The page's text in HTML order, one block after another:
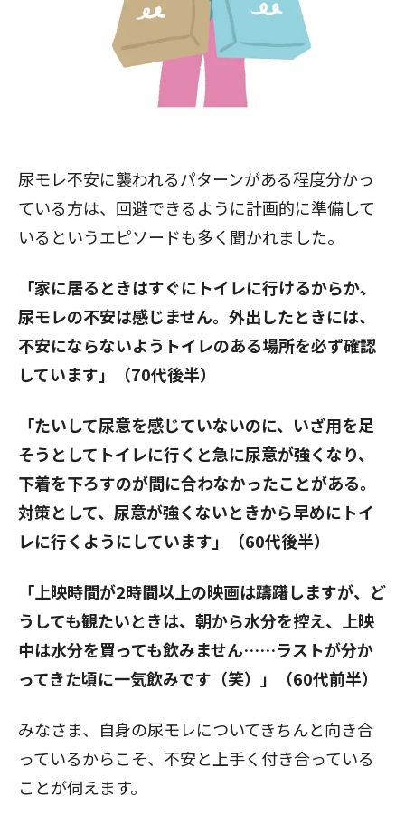
尿モレ不安に襲われるパターンがある程度分かっ
ている方は、回避できるように計画的に準備して
いるというエピソードも多く聞かれました。
「家に居るときはすぐにトイレに行けるからか、
尿モレの不安は感じません。外出したときには、
不安にならないようトイレのある場所を必ず確認
しています」（70代後半）
「たいして尿意を感じていないのに、いざ用を足
そうとしてトイレに行くと急に尿意が強くなり、
下着を下ろすのが間に合わなかったことがある。
対策として、尿意が強くないときから早めにトイ
レに行くようにしています」（60代後半）
「上映時間が2時間以上の映画は躊躇しますが、ど
うしても観たいときは、朝から水分を控え、上映
中は水分を買っても飲みません……ラストが分か
ってきた頃に一気飲みです（笑）」（60代前半）
みなさま、自身の尿モレについてきちんと向き合
っているからこそ、不安と上手く付き合っている
ことが伺えます。